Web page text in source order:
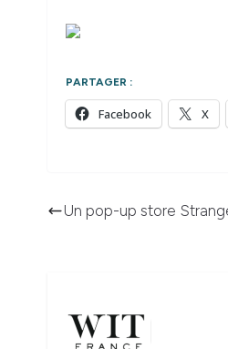
PARTAGER :
Facebook X
Un pop-up store